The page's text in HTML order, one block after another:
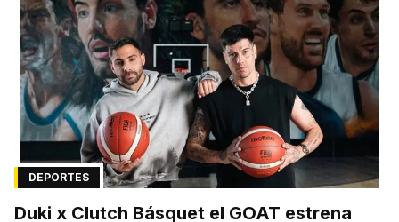
DEPORTES
Duki x Clutch Básquet el GOAT estrena